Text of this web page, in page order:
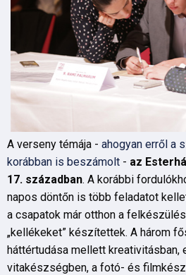
A verseny témája - ahogyan erről a
korábban is beszámolt - az
17. században. A korábbi
napos döntőn is több feladatot
a csapatok már otthon a
„kellékeket” készítettek. A három
háttértudása mellett kreativitásban,
vitakészségben, a fotó- és